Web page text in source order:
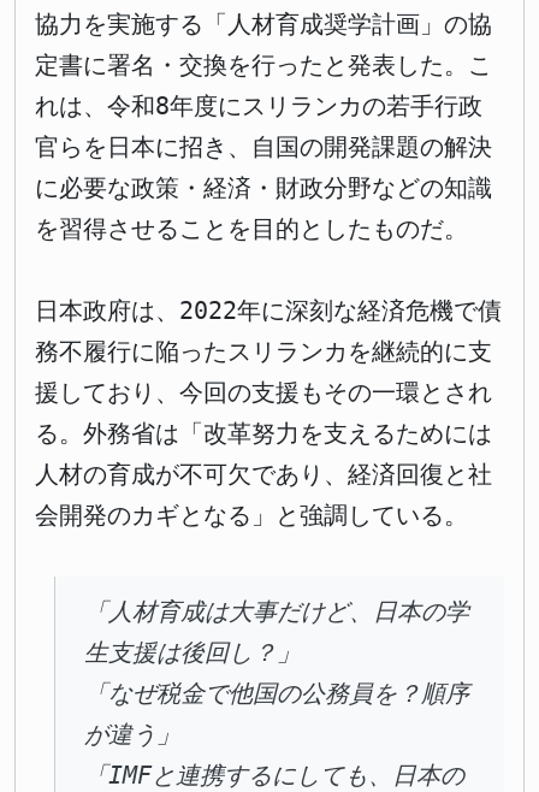
協力を実施する「人材育成奨学計画」の協
定書に署名・交換を行ったと発表した。こ
れは、令和8年度にスリランカの若手行政
官らを日本に招き、自国の開発課題の解決
に必要な政策・経済・財政分野などの知識
を習得させることを目的としたものだ。
日本政府は、2022年に深刻な経済危機で債
務不履行に陥ったスリランカを継続的に支
援しており、今回の支援もその一環とされ
る。外務省は「改革努力を支えるためには
人材の育成が不可欠であり、経済回復と社
会開発のカギとなる」と強調している。
「人材育成は大事だけど、日本の学
生支援は後回し？」
「なぜ税金で他国の公務員を？順序
が違う」
「IMFと連携するにしても、日本の